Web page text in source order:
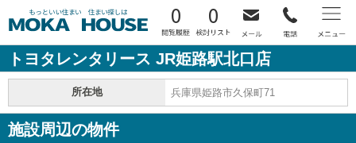
0 0
トヨタレンタリース JR姫路駅北口店
所在地 兵庫県姫路市久保町71
施設周辺の物件